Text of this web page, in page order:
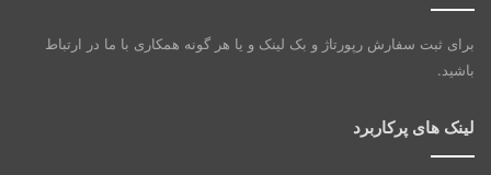
برای ثبت سفارش رپورتاژ و بک لینک و یا هر گونه همکاری با ما در ارتباط
باشید.
لینک های پرکاربرد